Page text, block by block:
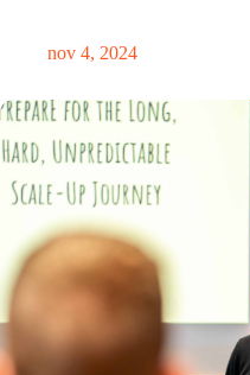
nov 4, 2024